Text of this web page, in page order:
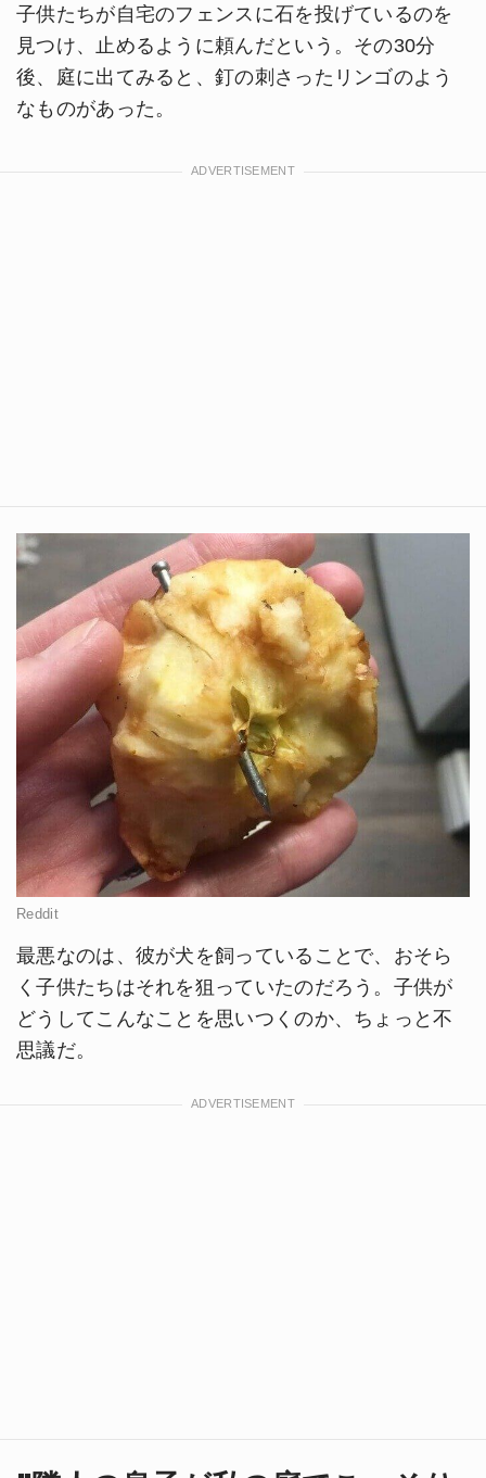
子供たちが自宅のフェンスに石を投げているのを
見つけ、止めるように頼んだという。その30分
後、庭に出てみると、釘の刺さったリンゴのよう
なものがあった。
Reddit
最悪なのは、彼が犬を飼っていることで、おそら
く子供たちはそれを狙っていたのだろう。子供が
どうしてこんなことを思いつくのか、ちょっと不
思議だ。